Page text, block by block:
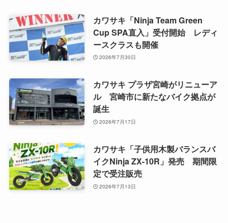
カワサキ「Ninja Team Green
Cup SPA直入」受付開始 レディ
ースクラスも開催
2026年7月30日
カワサキ プラザ宮崎がリニューア
ル 宮崎市に新たなバイク拠点が
誕生
2026年7月17日
カワサキ「子供用木製バランスバ
イクNinja ZX-10R」発売 期間限
定で受注販売
2026年7月13日